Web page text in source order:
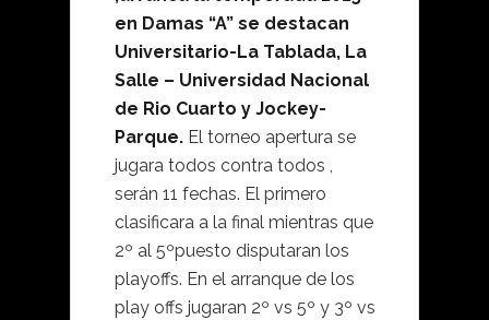
en Damas “A” se destacan
Universitario-La Tablada, La
Salle – Universidad Nacional
de Rio Cuarto y Jockey-
Parque. El torneo apertura se
jugara todos contra todos ,
serán 11 fechas. El primero
clasificara a la final mientras que
2º al 5ºpuesto disputaran los
playoffs. En el arranque de los
play offs jugaran 2º vs 5º y 3º vs